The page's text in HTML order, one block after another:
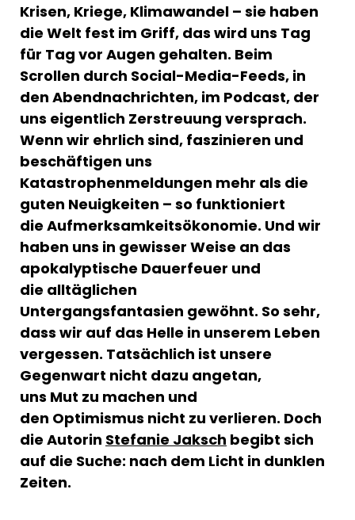
Krisen, Kriege, Klimawandel – sie haben
die Welt fest im Griff, das wird uns Tag
für Tag vor Augen gehalten. Beim
Scrollen durch Social-Media-Feeds, in
den Abendnachrichten, im Podcast, der
uns eigentlich Zerstreuung versprach.
Wenn wir ehrlich sind, faszinieren und
beschäftigen uns
Katastrophenmeldungen mehr als die
guten Neuigkeiten – so funktioniert
die Aufmerksamkeitsökonomie. Und wir
haben uns in gewisser Weise an das
apokalyptische Dauerfeuer und
die alltäglichen
Untergangsfantasien gewöhnt. So sehr,
dass wir auf das Helle in unserem Leben
vergessen. Tatsächlich ist unsere
Gegenwart nicht dazu angetan,
uns Mut zu machen und
den Optimismus nicht zu verlieren. Doch
die Autorin Stefanie Jaksch begibt sich
auf die Suche: nach dem Licht in dunklen
Zeiten.